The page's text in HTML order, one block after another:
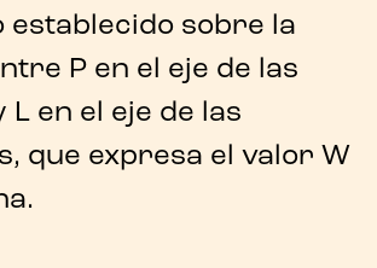
establecido sobre la
P en el eje de las
L en el eje de las
que expresa el valor W
.